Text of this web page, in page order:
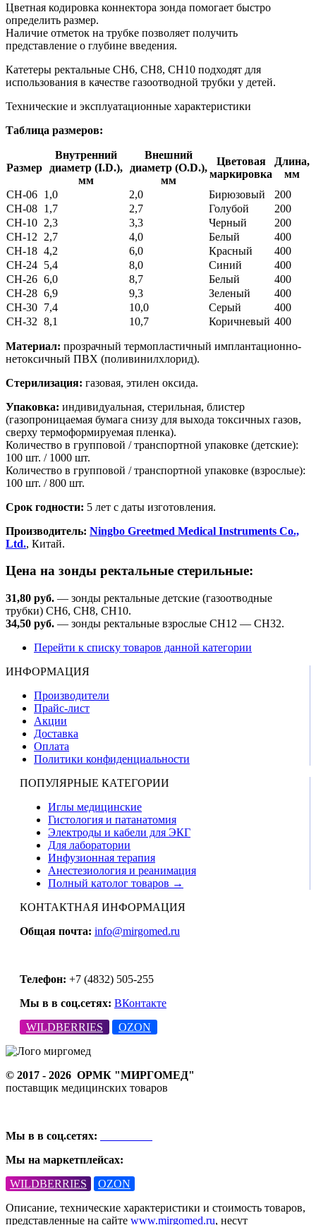
Цветная кодировка коннектора зонда помогает быстро
определить размер.
Наличие отметок на трубке позволяет получить
представление о глубине введения.
Катетеры ректальные CH6, CH8, CH10 подходят для
использования в качестве газоотводной трубки у детей.
Технические и эксплуатационные характеристики
Таблица размеров:
Размер
Внутренний
диаметр (I.D.),
мм
Внешний
диаметр (O.D.),
мм
Цветовая
маркировка
Длина,
мм
CH-06 1,0 2,0 Бирюзовый
200
CH-08 1,7 2,7 Голубой
200
CH-10 2,3 3,3 Черный
200
CH-12
2,7 4,0 Белый
400
CH-18 4,2 6,0 Красный
400
CH-24 5,4 8,0 Синий
400
CH-26 6,0 8,7 Белый
400
CH-28 6,9 9,3 Зеленый
400
CH-30 7,4 10,0 Серый
400
CH-32 8,1 10,7 Коричневый 400
Материал: прозрачный термопластичный имплантационно-
нетоксичный ПВХ (поливинилхлорид).
Стерилизация: газовая, этилен оксида.
Упаковка: индивидуальная, стерильная, блистер
(газопроницаемая бумага снизу для выхода токсичных газов,
сверху термоформируемая пленка).
Количество в групповой / транспортной упаковке (детские):
100 шт. / 1000 шт.
Количество в групповой / транспортной упаковке (взрослые):
100 шт. / 800 шт.
Срок годности: 5 лет с даты изготовления.
Производитель: Ningbo Greetmed Medical Instruments Co.,
Ltd., Китай.
Цена на зонды ректальные стерильные:
31,80 руб. — зонды ректальные детские (газоотводные
трубки) CH6, CH8, CH10.
34,50 руб. — зонды ректальные взрослые CH12 — CH32.
Перейти к списку товаров данной категории
ИНФОРМАЦИЯ
Производители
Прайс-лист
Акции
Доставка
Оплата
Политики конфиденциальности
ПОПУЛЯРНЫЕ КАТЕГОРИИ
Иглы медицинские
Гистология и патанатомия
Электроды и кабели для ЭКГ
Для лаборатории
Инфузионная терапия
Анестезиология и реанимация
Полный католог товаров →
КОНТАКТНАЯ ИНФОРМАЦИЯ
Общая почта: info@mirgomed.ru
Телефон: +7 (4832) 505-255
Мы в в соц.сетях: ВКонтакте
WILDBERRIES
OZON
© 2017 - 2026 ОРМК "МИРГОМЕД"
поставщик медицинских товаров
Мы в в соц.сетях:
Мы на маркетплейсах:
WILDBERRIES
OZON
Описание, технические характеристики и стоимость товаров,
представленные на сайте www.mirgomed.ru, несут